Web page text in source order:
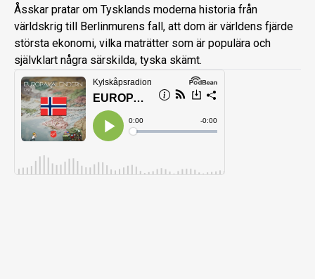
Åsskar pratar om Tysklands moderna historia från
världskrig till Berlinmurens fall, att dom är världens fjärde
största ekonomi, vilka maträtter som är populära och
självklart några särskilda, tyska skämt.